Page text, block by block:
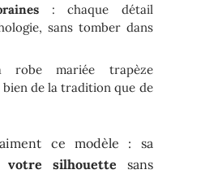
: chaque détail
sans tomber dans
mariée trapèze
bien de la tradition que de
ce modèle : sa
votre silhouette sans